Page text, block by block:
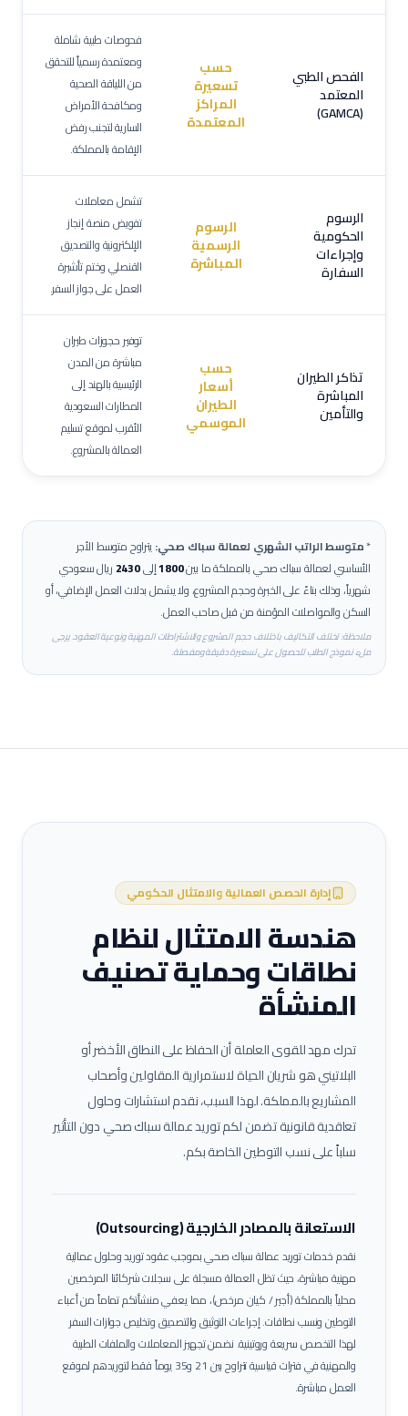
الفحص الطبي
المعتمد
(GAMCA)
حسب
تسعيرة
المراكز
المعتمدة
فحوصات طبية شاملة
ومعتمدة رسمياً للتحقق
من اللياقة الصحية
ومكافحة الأمراض
السارية لتجنب رفض
الإقامة بالمملكة.
الرسوم
الحكومية
وإجراءات
السفارة
الرسوم
الرسمية
المباشرة
تشمل معاملات
تفويض منصة إنجاز
الإلكترونية والتصديق
القنصلي وختم تأشيرة
العمل على جواز السفر.
تذاكر الطيران
المباشرة
والتأمين
حسب
أسعار
الطيران
الموسمي
توفير حجوزات طيران
مباشرة من المدن
الرئيسية بالهند إلى
المطارات السعودية
الأقرب لموقع تسليم
العمالة بالمشروع.
*متوسط الراتب الشهري لعمالةسباك صحي:يتراوح متوسط الأجر
الأساسي لعمالةسباك صحيبالمملكة ما بين1800إلى2430 ريال سعودي
شهرياً، وذلك بناءً على الخبرة وحجم المشروع، ولا يشمل بدلات العمل الإضافي، أو
السكن والمواصلات المؤمنة من قبل صاحب العمل.
ملاحظة: تختلف التكاليف باختلاف حجم المشروع والاشتراطات المهنية ونوعية العقود. يرجى
ملء نموذج الطلب للحصول على تسعيرة دقيقة ومفصلة.
إدارة الحصص العمالية والامتثال الحكومي
هندسة الامتثال لنظام
نطاقات وحماية تصنيف
المنشأة
تدرك مهد للقوى العاملة أن الحفاظ على النطاق الأخضر أو
البلاتيني هو شريان الحياة لاستمرارية المقاولين وأصحاب
المشاريع بالمملكة. لهذا السبب، نقدم استشارات وحلول
تعاقدية قانونية تضمن لكم توريد عمالةسباك صحيدون التأثير
سلباً على نسب التوطين الخاصة بكم.
الاستعانة بالمصادر الخارجية (Outsourcing)
نقدم خدمات توريد عمالةسباك صحيبموجب عقود توريد وحلول عمالية
مهنية مباشرة، حيث تظل العمالة مسجلة على سجلات شركائنا المرخصين
محلياً بالمملكة (أجير / كيان مرخص)، مما يعفي منشأتكم تماماً من أعباء
التوطين ونسب نطاقات.إجراءات التوثيق والتصديق وتخليص جوازات السفر
لهذا التخصص سريعة وروتينية. نضمن تجهيز المعاملات والملفات الطبية
والمهنية في فترات قياسية تتراوح بين 21 و35 يوماً فقط لتوريدهم لموقع
العمل مباشرة.